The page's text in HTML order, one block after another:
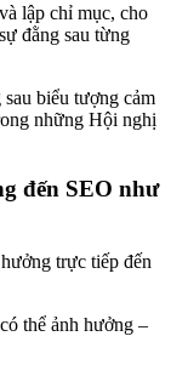
lập chỉ mục, cho
đằng sau từng
biểu tượng cảm
những Hội nghị
đến SEO như
trực tiếp đến
thể ảnh hưởng –